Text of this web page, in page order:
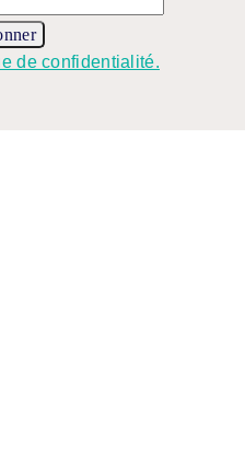
de confidentialité.